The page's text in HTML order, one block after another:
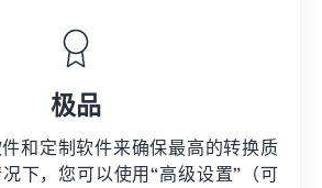
极品
和定制软件来确保最高的转换质
下，您可以使用“高级设置”（可